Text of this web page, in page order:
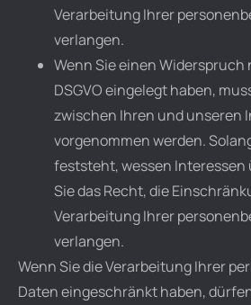
Verarbeitung Ihrer
verlangen.
Wenn Sie einen Widerspruch
DSGVO eingelegt haben,
zwischen Ihren und unseren
vorgenommen werden.
feststeht, wessen Interessen
Sie das Recht, die
Verarbeitung Ihrer
verlangen.
Wenn Sie die Verarbeitung Ihrer
Daten eingeschränkt haben,